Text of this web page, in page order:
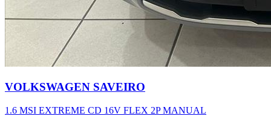
VOLKSWAGEN SAVEIRO
1.6 MSI EXTREME CD 16V FLEX 2P MANUAL